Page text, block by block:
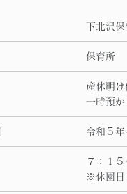
下北沢
保育所
産休明
一時預か
令和５年
７：１
※休園日